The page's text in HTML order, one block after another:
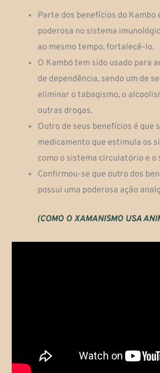
Parte dos benefícios do Kambo
poderosa no sistema
ao mesmo tempo, fortalecê-lo.
O Kambó tem sido usado para
de dependência, sendo um de
eliminar o tabagismo, o
outras drogas.
Outro de seus benefícios é que
medicamento que estimula os
como o sistema circulatório e
Confirmou-se que outro dos
possui uma poderosa ação
(COMO O XAMANISMO USA